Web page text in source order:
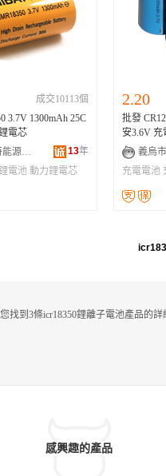
成交10113個
電芯
惠州市高倍特能源科技有限公司
13年
電池 動力鋰電芯
2.20
批發
安3.6V 充
充電電池
找到3條icr18350鋰離子電池產品的
感興趣的產品